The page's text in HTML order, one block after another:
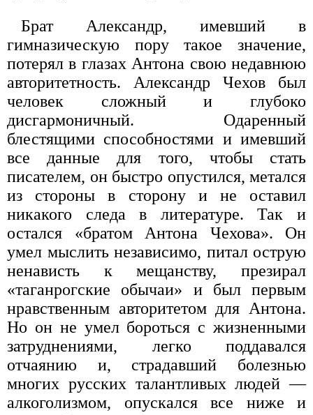
Брат Александр, имевший в
гимназическую пору такое значение,
потерял в глазах Антона свою недавнюю
авторитетность. Александр Чехов был
человек сложный и глубоко
дисгармоничный. Одаренный
блестящими способностями и имевший
все данные для того, чтобы стать
писателем, он быстро опустился, метался
из стороны в сторону и не оставил
никакого следа в литературе. Так и
остался «братом Антона Чехова». Он
умел мыслить независимо, питал острую
ненависть к мещанству, презирал
«таганрогские обычаи» и был первым
нравственным авторитетом для Антона.
Но он не умел бороться с жизненными
затруднениями, легко поддавался
отчаянию и, страдавший болезнью
многих русских талантливых людей —
алкоголизмом, опускался все ниже и